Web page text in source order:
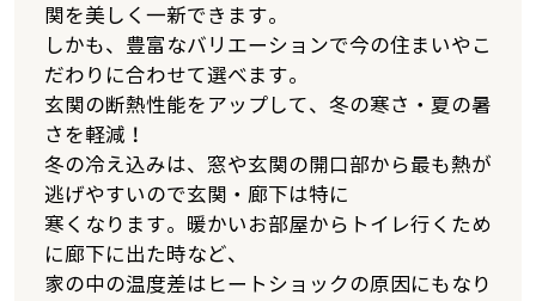
関を美しく一新できます。
しかも、豊富なバリエーションで今の住まいやこ
だわりに合わせて選べます。
玄関の断熱性能をアップして、冬の寒さ・夏の暑
さを軽減！
冬の冷え込みは、窓や玄関の開口部から最も熱が
逃げやすいので玄関・廊下は特に
寒くなります。暖かいお部屋からトイレ行くため
に廊下に出た時など、
家の中の温度差はヒートショックの原因にもなり